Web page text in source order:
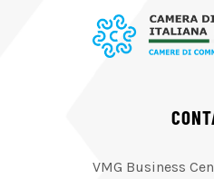
VMG Business